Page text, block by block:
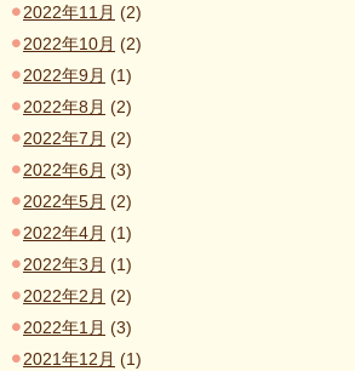
2022年11月 (2)
2022年10月 (2)
2022年9月 (1)
2022年8月 (2)
2022年7月 (2)
2022年6月 (3)
2022年5月 (2)
2022年4月 (1)
2022年3月 (1)
2022年2月 (2)
2022年1月 (3)
2021年12月 (1)